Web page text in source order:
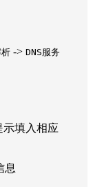
-> DNS服务
示填入相应
息